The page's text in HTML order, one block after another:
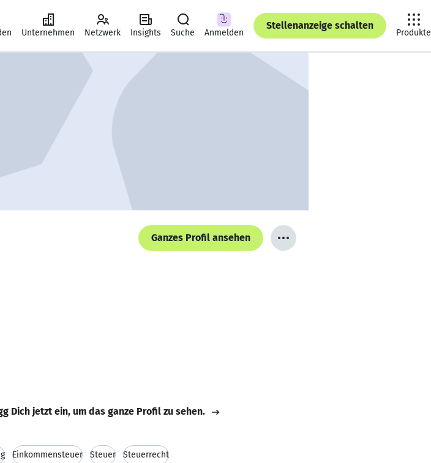
Unternehmen Netzwerk Insights Suche Anmelden
Stellenanzeige schalten
Produkte
Ganzes Profil ansehen
Dich jetzt ein, um das ganze Profil zu sehen.
Einkommensteuer Steuer Steuerrecht